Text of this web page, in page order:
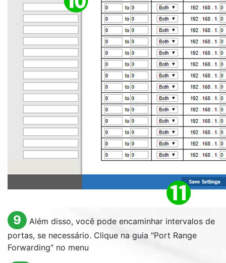
9
Além disso, você pode encaminhar intervalos de
portas, se necessário. Clique na guia "Port Range
Forwarding" no menu